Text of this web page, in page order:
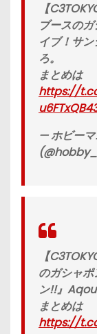
【
ブースの
イブ！サ
ろ。
まとめは
https://
— ホビー
【
のガシャ
ン!!』
まとめは
https://